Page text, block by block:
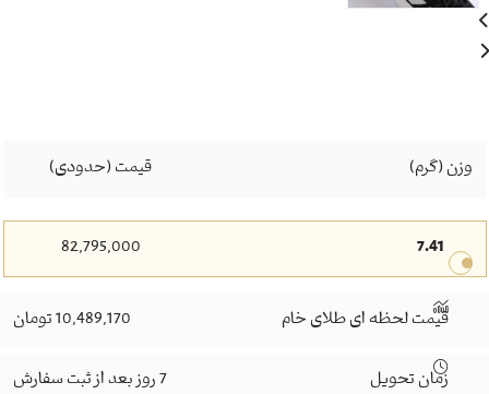
وزن (گرم) قیمت (حدودی)
7.41
82,795,000
قیمت لحظه ای طلای خام 10,489,170 تومان
زمان تحویل 7 روز بعد از ثبت سفارش